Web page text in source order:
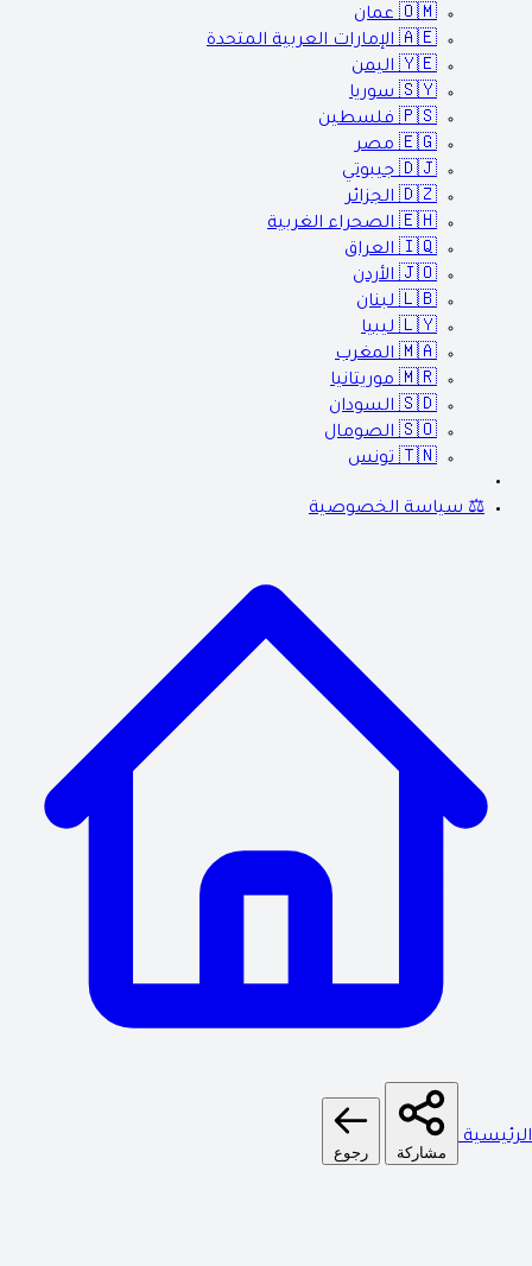
🇴🇲 عمان
🇦🇪 الإمارات العربية المتحدة
🇾🇪 اليمن
🇸🇾 سوريا
🇵🇸 فلسطين
🇪🇬 مصر
🇩🇯 جيبوتي
🇩🇿 الجزائر
🇪🇭 الصحراء الغربية
🇮🇶 العراق
🇯🇴 الأردن
🇱🇧 لبنان
🇱🇾 ليبيا
🇲🇦 المغرب
🇲🇷 موريتانيا
🇸🇩 السودان
🇸🇴 الصومال
🇹🇳 تونس
⚖️ سياسة الخصوصية
الرئيسية
مشاركة رجوع